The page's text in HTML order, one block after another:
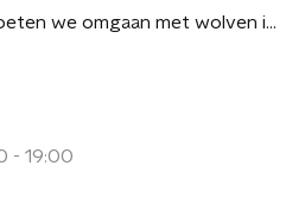
Hoe moeten we omgaan met wolven in het bos?
- 19:00